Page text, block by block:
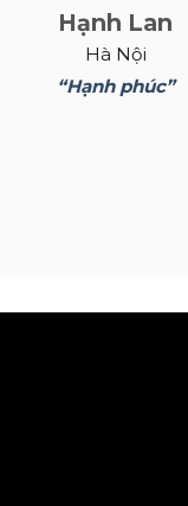
Hạnh Lan
Hà Nội
“Hạnh phúc”